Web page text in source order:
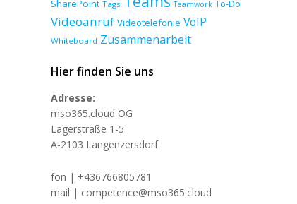
SharePoint Tags Teamwork To-Do
Videoanruf Videotelefonie VoIP
Whiteboard Zusammenarbeit
Hier finden Sie uns
Adresse:
mso365.cloud OG
Lagerstraße 1-5
A-2103 Langenzersdorf
fon | +436766805781
mail | competence@mso365.cloud